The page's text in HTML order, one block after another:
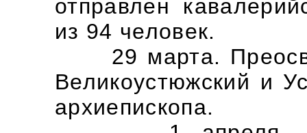
отправлен
из 94 человек.
29 марта.
Великоустюжский и
архиепископа.